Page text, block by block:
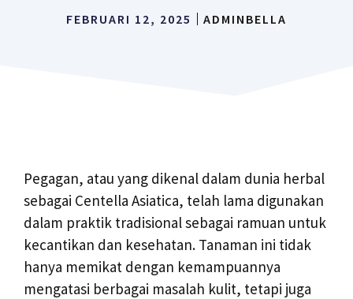
FEBRUARI 12, 2025 ADMINBELLA
Pegagan, atau yang dikenal dalam dunia herbal
sebagai Centella Asiatica, telah lama digunakan
dalam praktik tradisional sebagai ramuan untuk
kecantikan dan kesehatan. Tanaman ini tidak
hanya memikat dengan kemampuannya
mengatasi berbagai masalah kulit, tetapi juga